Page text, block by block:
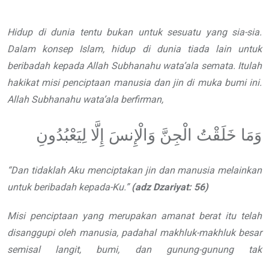
Hidup di dunia tentu bukan untuk sesuatu yang sia-sia.
Dalam
konsep Islam, hidup di dunia
tiada lain untuk
beribadah kepada Allah Subhanahu wata’ala semata. Itulah
hakikat misi penciptaan manusia dan jin di muka bumi ini.
Allah Subhanahu wata’ala berfirman,
وَمَا خَلَقْتُ الْجِنَّ وَالْإِنسَ إِلَّا لِيَعْبُدُونِ
“Dan tidaklah Aku menciptakan jin dan manusia melainkan
untuk beribadah kepada-Ku.” (adz Dzariyat: 56)
Misi penciptaan yang merupakan amanat berat itu telah
disanggupi oleh manusia, padahal makhluk-makhluk besar
semisal langit, bumi, dan gunung-gunung tak